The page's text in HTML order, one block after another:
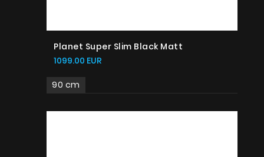
Planet Super Slim Black Matt
1099.00 EUR
90 cm